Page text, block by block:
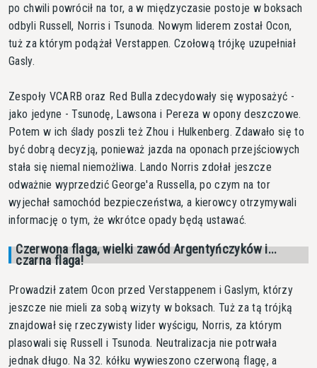
po chwili powrócił na tor, a w międzyczasie postoje w boksach
odbyli Russell, Norris i Tsunoda. Nowym liderem został Ocon,
tuż za którym podążał Verstappen. Czołową trójkę uzupełniał
Gasly.
Zespoły VCARB oraz Red Bulla zdecydowały się wyposażyć -
jako jedyne - Tsunodę, Lawsona i Pereza w opony deszczowe.
Potem w ich ślady poszli też Zhou i Hulkenberg. Zdawało się to
być dobrą decyzją, ponieważ jazda na oponach przejściowych
stała się niemal niemożliwa. Lando Norris zdołał jeszcze
odważnie wyprzedzić George'a Russella, po czym na tor
wyjechał samochód bezpieczeństwa, a kierowcy otrzymywali
informację o tym, że wkrótce opady będą ustawać.
Czerwona flaga, wielki zawód Argentyńczyków i...
czarna flaga!
Prowadził zatem Ocon przed Verstappenem i Gaslym, którzy
jeszcze nie mieli za sobą wizyty w boksach. Tuż za tą trójką
znajdował się rzeczywisty lider wyścigu, Norris, za którym
plasowali się Russell i Tsunoda. Neutralizacja nie potrwała
jednak długo. Na 32. kółku wywieszono czerwoną flagę, a